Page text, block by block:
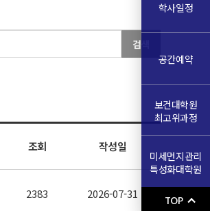
검색
조회 작성일
2383 2026-07-31
학사일정
공간예약
보건대학원
최고위과정
미세먼지관리
특성화대학원
TOP